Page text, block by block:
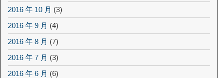
2016 年 10 月 (3)
2016 年 9 月 (4)
2016 年 8 月 (7)
2016 年 7 月 (3)
2016 年 6 月 (6)